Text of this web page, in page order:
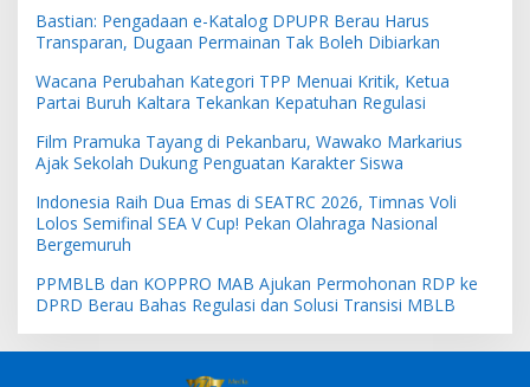
Bastian: Pengadaan e-Katalog DPUPR Berau Harus
Transparan, Dugaan Permainan Tak Boleh Dibiarkan
Wacana Perubahan Kategori TPP Menuai Kritik, Ketua
Partai Buruh Kaltara Tekankan Kepatuhan Regulasi
Film Pramuka Tayang di Pekanbaru, Wawako Markarius
Ajak Sekolah Dukung Penguatan Karakter Siswa
Indonesia Raih Dua Emas di SEATRC 2026, Timnas Voli
Lolos Semifinal SEA V Cup! Pekan Olahraga Nasional
Bergemuruh
PPMBLB dan KOPPRO MAB Ajukan Permohonan RDP ke
DPRD Berau Bahas Regulasi dan Solusi Transisi MBLB